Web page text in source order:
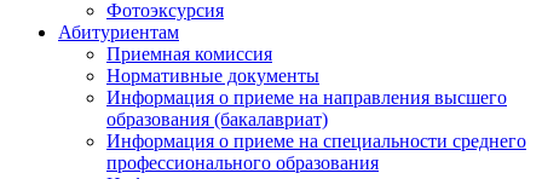
Фотоэксурсия
Абитуриентам
Приемная комиссия
Нормативные документы
Информация о приеме на направления высшего
образования (бакалавриат)
Информация о приеме на специальности среднего
профессионального образования